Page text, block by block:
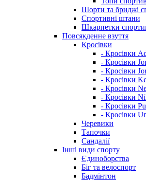
Шорти та бриджі
Спортивні штани
Шкарпетки
Повсякденне взуття
Кросівки
- Кросівки
- Кросівки
- Кросівки
- Кросівки
- Кросівки
- Кросівки
- Кросівки
- Кросівки
Черевики
Тапочки
Сандалії
Інші види спорту
Єдиноборства
Біг та велоспорт
Бадмінтон